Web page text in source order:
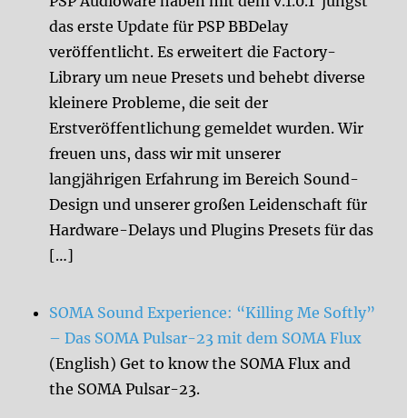
das erste Update für PSP BBDelay
veröffentlicht. Es erweitert die Factory-
Library um neue Presets und behebt diverse
kleinere Probleme, die seit der
Erstveröffentlichung gemeldet wurden. Wir
freuen uns, dass wir mit unserer
langjährigen Erfahrung im Bereich Sound-
Design und unserer großen Leidenschaft für
Hardware-Delays und Plugins Presets für das
[…]
SOMA Sound Experience: “Killing Me Softly”
– Das SOMA Pulsar-23 mit dem SOMA Flux
(English) Get to know the SOMA Flux and
the SOMA Pulsar-23.